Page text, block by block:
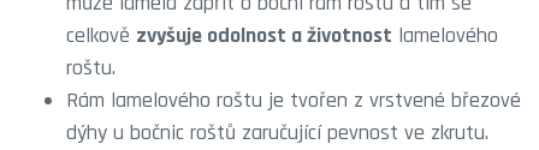
celkově zvyšuje odolnost a životnost lamelového
roštu.
Rám lamelového roštu je tvořen z vrstvené březové
dýhy u bočnic roštů zaručující pevnost ve zkrutu.